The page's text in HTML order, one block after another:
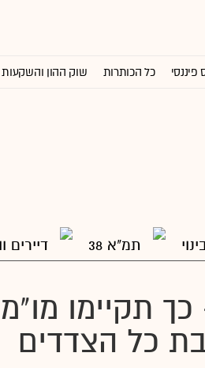
פיננסי כל הכותרות שוק ההון והשקעות
תמ"א 38 דיירים
38 - כך תקיימו
כל הצדדים